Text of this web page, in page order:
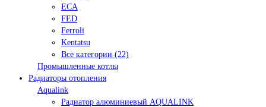
ECA
FED
Ferroli
Kentatsu
Все категории (22)
Промышленные котлы
Радиаторы отопления
Aqualink
Радиатор алюминиевый AQUALINK